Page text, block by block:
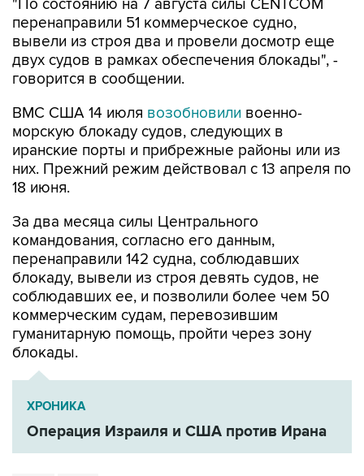
"По состоянию на 7 августа силы CENTCOM
перенаправили 51 коммерческое судно,
вывели из строя два и провели досмотр еще
двух судов в рамках обеспечения блокады", -
говорится в сообщении.
ВМС США 14 июля возобновили военно-
морскую блокаду судов, следующих в
иранские порты и прибрежные районы или из
них. Прежний режим действовал с 13 апреля по
18 июня.
За два месяца силы Центрального
командования, согласно его данным,
перенаправили 142 судна, соблюдавших
блокаду, вывели из строя девять судов, не
соблюдавших ее, и позволили более чем 50
коммерческим судам, перевозившим
гуманитарную помощь, пройти через зону
блокады.
ХРОНИКА
Операция Израиля и США против Ирана